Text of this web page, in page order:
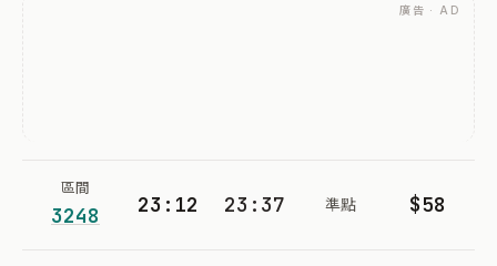
廣告 · AD
區間
3248 23:12 23:37 準點 $58